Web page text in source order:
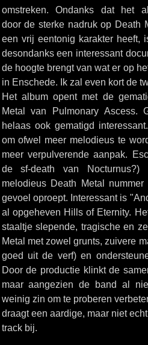
omstreken. Ondanks dat het
door de sterke nadruk op Death
een vrij eentonig karakter heeft,
desondanks een interessant
de hoogte brengt van wat er op
in Enschede. Ik zal even kort de
Het album opent met de
Metal van Pulmonary Ascess.
helaas ook gematigd
om ofwel meer melodieus te
meer verpulverende aanpak.
de sf-death van
melodieus Death Metal
gevoel oproept. Interessant is
al opgeheven Hills of Eternity.
staaltje slepende, tragische en
Metal met zowel grunts, zuivere
goed uit de verf) en
Door de productie klinkt de
maar aangezien de band al
weinig zin om te proberen
draagt een aardige, maar niet
track bij.